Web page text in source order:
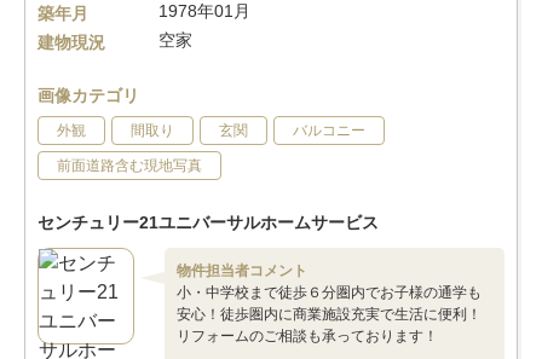
築年月
1978年01月
建物現況
空家
画像カテゴリ
外観 間取り 玄関 バルコニー
前面道路含む現地写真
センチュリー21ユニバーサルホームサービス
物件担当者コメント
小・中学校まで徒歩６分圏内でお子様の通学も
安心！徒歩圏内に商業施設充実で生活に便利！
リフォームのご相談も承っております！